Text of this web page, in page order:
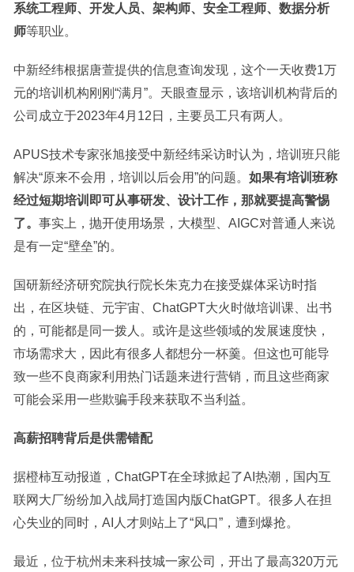
系统工程师、开发人员、架构师、安全工程师、数据分析
师等职业。
中新经纬根据唐萱提供的信息查询发现，这个一天收费1万
元的培训机构刚刚“满月”。天眼查显示，该培训机构背后的
公司成立于2023年4月12日，主要员工只有两人。
APUS技术专家张旭接受中新经纬采访时认为，培训班只能
解决“原来不会用，培训以后会用”的问题。 如果有培训班称
经过短期培训即可从事研发、设计工作，那就要提高警惕
了。 事实上，抛开使用场景，大模型、AIGC对普通人来说
是有一定“壁垒”的。
国研新经济研究院执行院长朱克力在接受媒体采访时指
出，在区块链、元宇宙、ChatGPT大火时做培训课、出书
的，可能都是同一拨人。或许是这些领域的发展速度快，
市场需求大，因此有很多人都想分一杯羹。但这也可能导
致一些不良商家利用热门话题来进行营销，而且这些商家
可能会采用一些欺骗手段来获取不当利益。
高薪招聘背后是供需错配
据橙柿互动报道，ChatGPT在全球掀起了AI热潮，国内互
联网大厂纷纷加入战局打造国内版ChatGPT。很多人在担
心失业的同时，AI人才则站上了“风口”，遭到爆抢。
最近，位于杭州未来科技城一家公司，开出了最高320万元